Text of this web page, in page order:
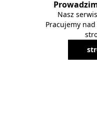
Nasz
Pracujemy